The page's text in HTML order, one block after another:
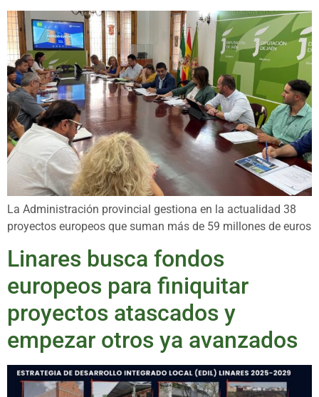
La Administración provincial gestiona en la actualidad 38
proyectos europeos que suman más de 59 millones de euros
Linares busca fondos
europeos para finiquitar
proyectos atascados y
empezar otros ya avanzados